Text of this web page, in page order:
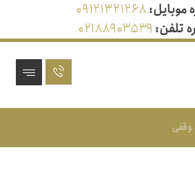
موبایل:۰۹۱۲۱۳۲۱۲۶۸
تلفن:۰۲۱۸۸۹۰۳۵۳۹
وقفی